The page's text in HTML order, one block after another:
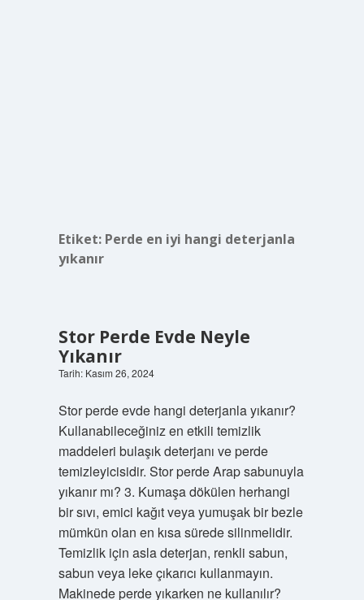
Etiket: Perde en iyi hangi deterjanla
yıkanır
Stor Perde Evde Neyle
Yıkanır
Tarih: Kasım 26, 2024
Stor perde evde hangi deterjanla yıkanır?
Kullanabileceğiniz en etkili temizlik
maddeleri bulaşık deterjanı ve perde
temizleyicisidir. Stor perde Arap sabunuyla
yıkanır mı? 3. Kumaşa dökülen herhangi
bir sıvı, emici kağıt veya yumuşak bir bezle
mümkün olan en kısa sürede silinmelidir.
Temizlik için asla deterjan, renkli sabun,
sabun veya leke çıkarıcı kullanmayın.
Makinede perde yıkarken ne kullanılır?